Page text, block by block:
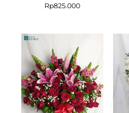
Rp825.000
Rp1.449.000.
Rp1.299.000.